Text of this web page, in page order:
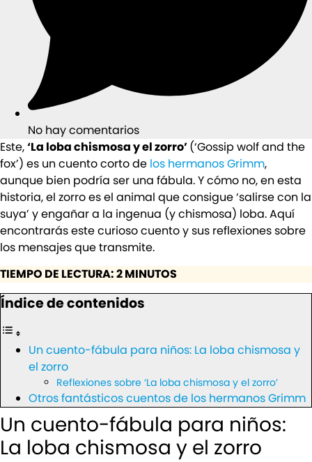
No hay comentarios
Este,‘La loba chismosa y el zorro’(‘Gossip wolf and the
fox’) es un cuento corto de los hermanos Grimm,
aunque bien podría ser una fábula. Y cómo no, en esta
historia, el zorro es el animal que consigue ‘salirse con la
suya’ y engañar a la ingenua (y chismosa) loba. Aquí
encontrarás este curioso cuento y sus reflexiones sobre
los mensajes que transmite.
TIEMPO DE LECTURA: 2 MINUTOS
Índice de contenidos
Un cuento-fábula para niños: La loba chismosa y
el zorro
Reflexiones sobre ‘La loba chismosa y el zorro’
Otros fantásticos cuentos de los hermanos Grimm
Un cuento-fábula para niños:
La loba chismosa y el zorro